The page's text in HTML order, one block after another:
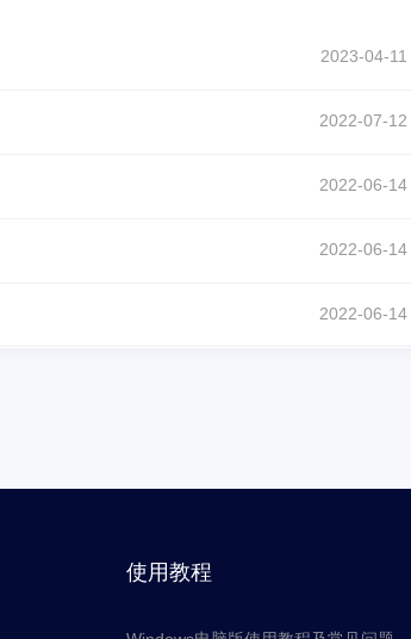
2023-04-11
2022-07-12
2022-06-14
2022-06-14
2022-06-14
使用教程